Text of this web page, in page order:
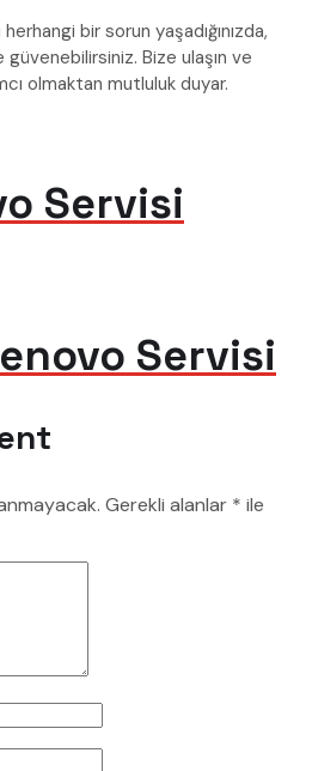
bir sorun yaşadığınızda,
güvenebilirsiniz. Bize ulaşın ve
olmaktan mutluluk duyar.
Servisi
Servisi
Gerekli alanlar * ile